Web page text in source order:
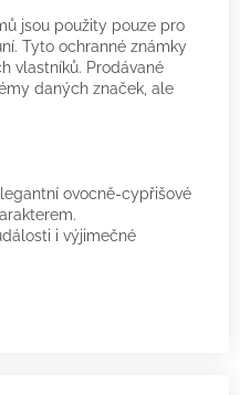
jsou použity pouze pro
Tyto ochranné známky
vlastníků. Prodávané
daných značek, ale
ovocně-cypřišové
i výjimečné